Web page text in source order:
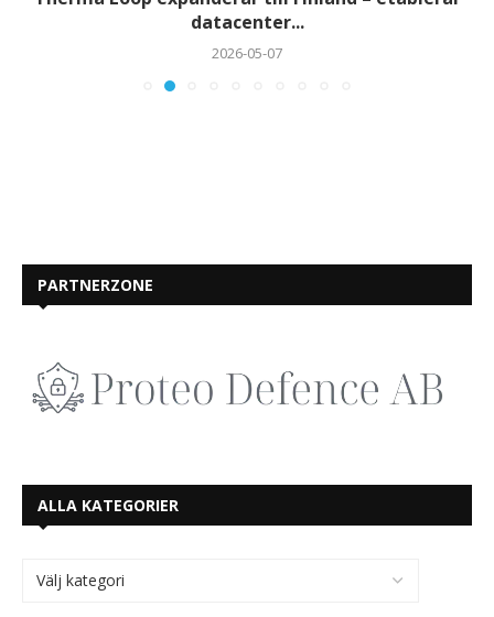
datacenter...
2026-05-07
PARTNERZONE
ALLA KATEGORIER